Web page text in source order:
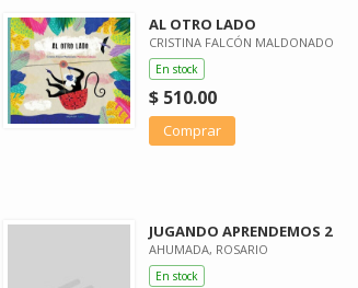
AL OTRO LADO
CRISTINA FALCÓN MALDONADO
En stock
$ 510.00
Comprar
JUGANDO APRENDEMOS 2
AHUMADA, ROSARIO
En stock